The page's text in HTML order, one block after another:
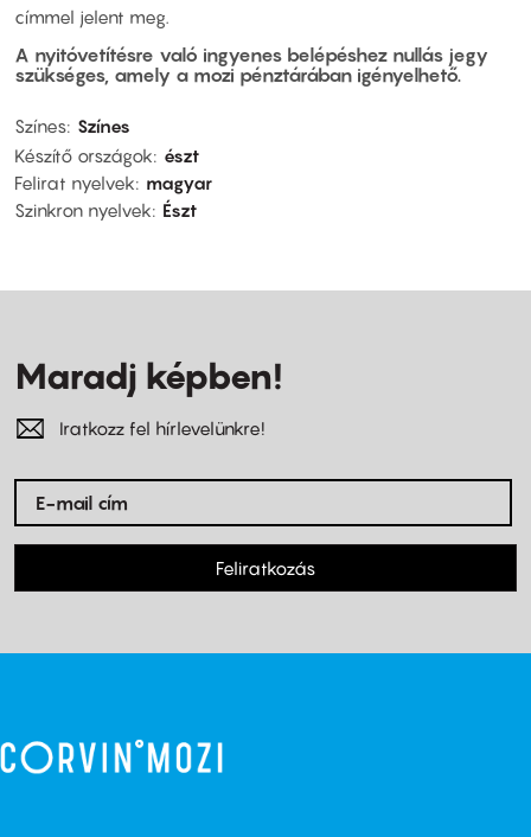
címmel jelent meg.
A nyitóvetítésre való ingyenes belépéshez nullás jegy
szükséges, amely a mozi pénztárában igényelhető.
Színes Színes
Készítő országok
észt
Felirat nyelvek
magyar
Szinkron nyelvek
Észt
Maradj képben!
Iratkozz fel hírlevelünkre!
Feliratkozás